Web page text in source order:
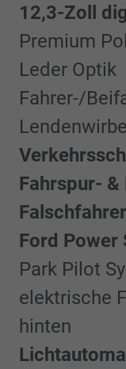
12,3-Zoll
Premium
Leder Optik
Fahrer-/
Fahrspur-
Ford
Park Pilot
elektrische
hinten